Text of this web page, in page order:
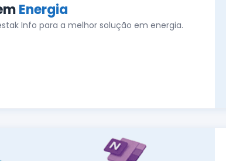
Energia
Info para a melhor solução em energia.